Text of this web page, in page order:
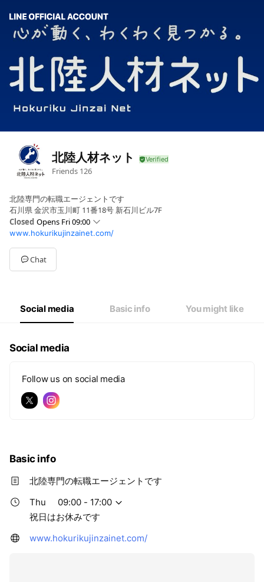
北陸人材ネット
Friends 126
北陸専門の転職エージェントです
石川県 金沢市玉川町 11番18号 新石川ビル7F
Closed Opens Fri 09:00
SunClosed
Mon09:00 - 17:00
Tue09:00 - 17:00
Wed09:00 - 17:00
Closed
祝日はお休みです
www.hokurikujinzainet.com/
Chat
Social media Basic info You might like
Social media
Follow us on social media
Basic info
北陸専門の転職エージェントです
Thu
09:00 - 17:00
祝日はお休みです
www.hokurikujinzainet.com/